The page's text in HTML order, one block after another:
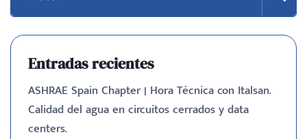
Entradas recientes
ASHRAE Spain Chapter | Hora Técnica con Italsan.
Calidad del agua en circuitos cerrados y data
centers.